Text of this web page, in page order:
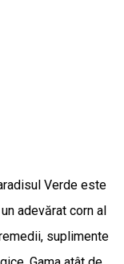
Verde este
adevărat corn al
suplimente